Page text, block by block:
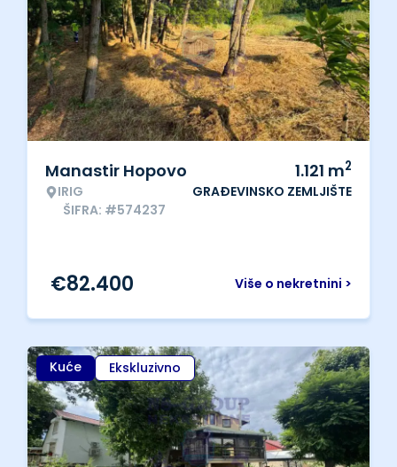
Manastir Hopovo
IRIG
ŠIFRA: #574237
1.121 m2
GRAĐEVINSKO ZEMLJIŠTE
Više o nekretnini >
€82.400
Kuće Ekskluzivno